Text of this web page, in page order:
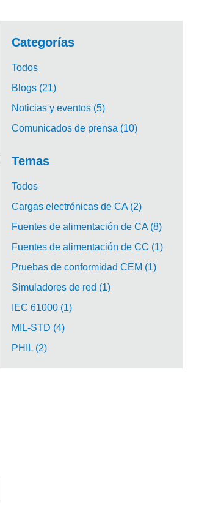
Categorías
Todos
Blogs (21)
Noticias y eventos (5)
Comunicados de prensa (10)
Temas
Todos
Cargas electrónicas de CA (2)
Fuentes de alimentación de CA (8)
Fuentes de alimentación de CC (1)
Pruebas de conformidad CEM (1)
Simuladores de red (1)
IEC 61000 (1)
MIL-STD (4)
PHIL (2)